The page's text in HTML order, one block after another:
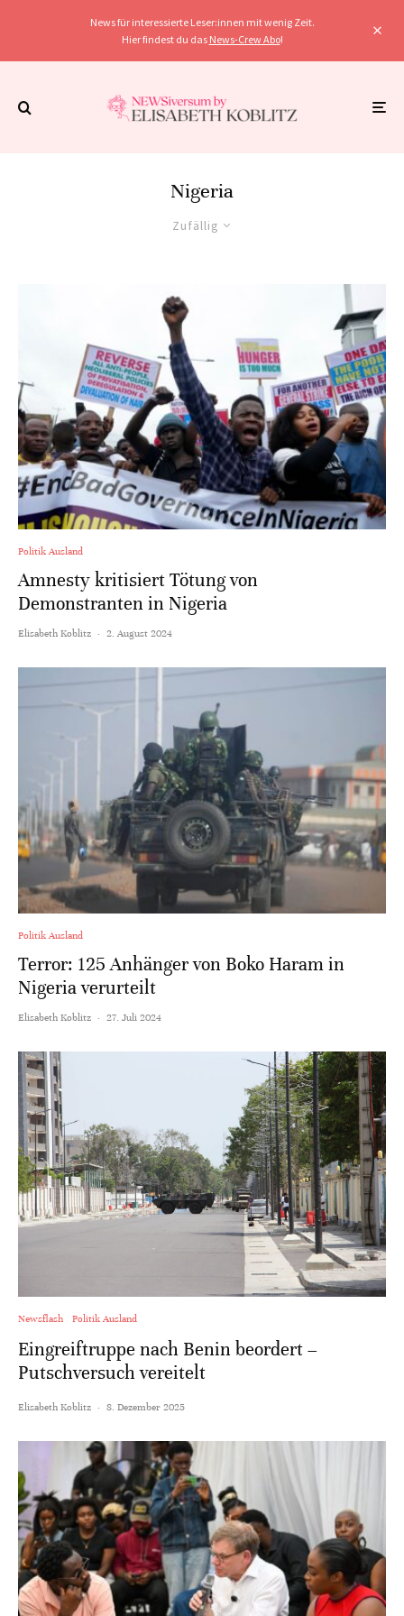
News für interessierte Leser:innen mit wenig Zeit.
Hier findest du das News-Crew Abo!
Nigeria
Zufällig
Politik Ausland
Amnesty kritisiert Tötung von
Demonstranten in Nigeria
Elisabeth Koblitz · 2. August 2024
Politik Ausland
Terror: 125 Anhänger von Boko Haram in
Nigeria verurteilt
Elisabeth Koblitz · 27. Juli 2024
Newsflash Politik Ausland
Eingreiftruppe nach Benin beordert –
Putschversuch vereitelt
Elisabeth Koblitz · 8. Dezember 2025